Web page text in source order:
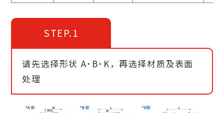
STEP.1
请先选择形状 A˙B˙K，再选择材质及表面
处理